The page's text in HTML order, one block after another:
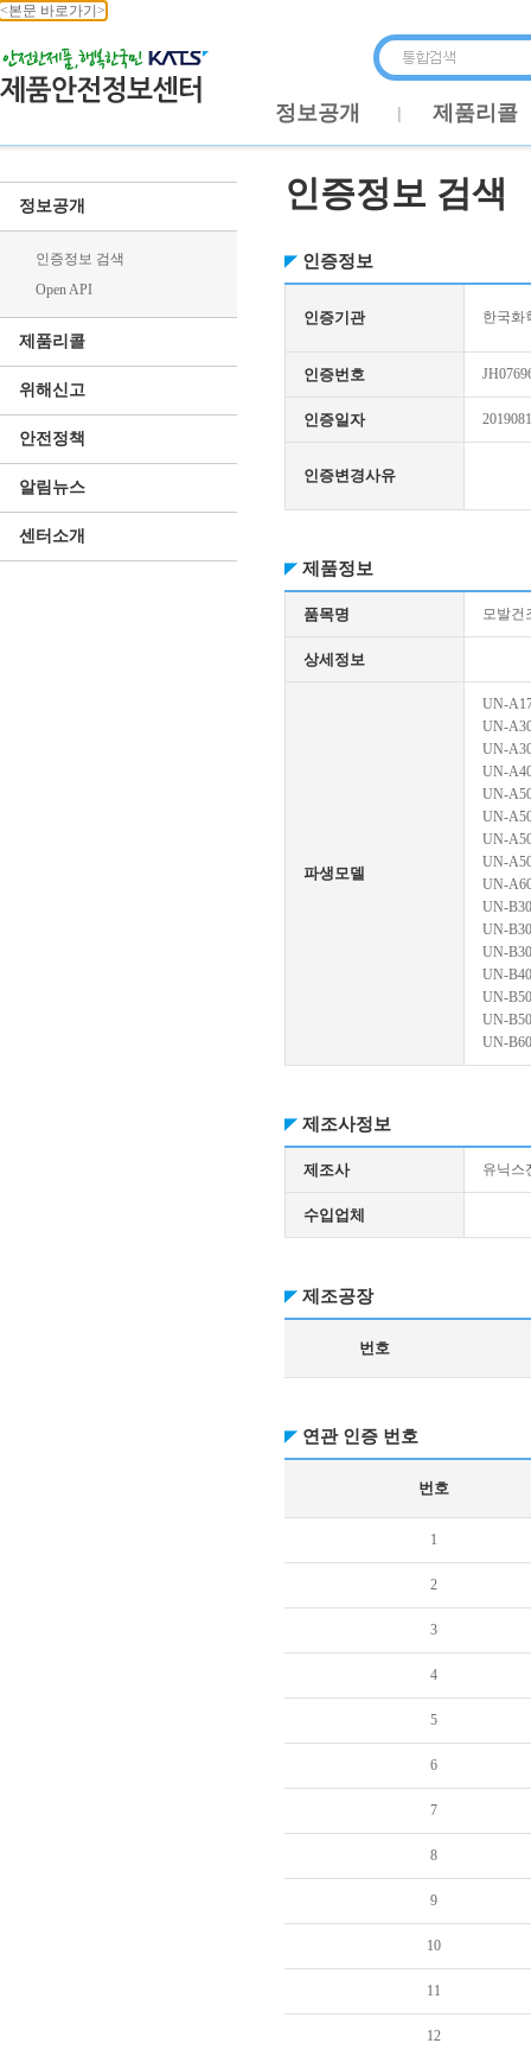
<본문 바로가기>
정보공개 제품리콜
정보공개
인증정보 검색
Open API
제품리콜
위해신고
안전정책
알림뉴스
센터소개
인증정보 검색
인증정보
인증기관 한국화
인증번호
인증일자
인증변경사유
제품정보
품목명 모발건
상세정보
파생모델
UN-
UN-
UN-
UN-
UN-
UN-
UN-
UN-
UN-
UN-
UN-
UN-
UN-
UN-
UN-
UN-
제조사정보
제조사 유닉스
수입업체
제조공장
번호
연관 인증 번호
번호
1
2
3
4
5
6
7
8
9
10
11
12